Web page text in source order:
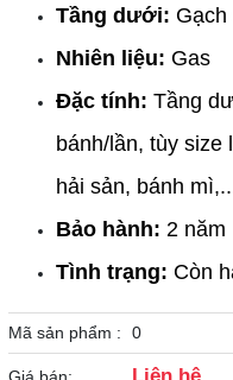
Tầng dưới: Gạch
Nhiên liệu: Gas
Đặc tính: Tầng
bánh/lần, tùy
hải sản, bánh
Bảo hành: 2 năm
Tình trạng: Còn
Mã sản phẩm : 0